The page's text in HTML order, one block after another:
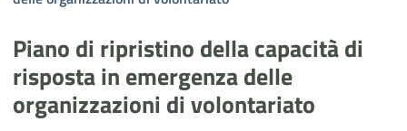
Piano di ripristino della capacità di
risposta in emergenza delle
organizzazioni di volontariato